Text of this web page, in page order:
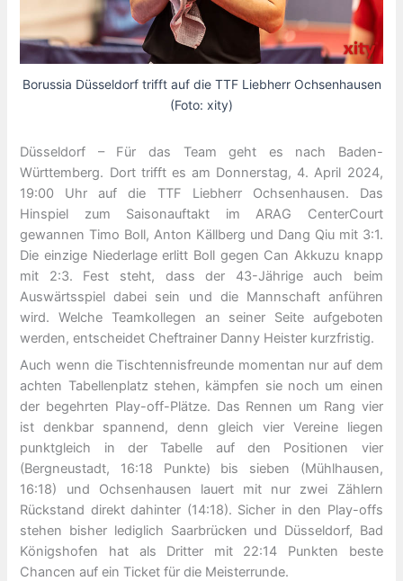
Borussia Düsseldorf trifft auf die TTF Liebherr Ochsenhausen
(Foto: xity)
Düsseldorf – Für das Team geht es nach Baden-
Württemberg. Dort trifft es am Donnerstag, 4. April 2024,
19:00 Uhr auf die TTF Liebherr Ochsenhausen. Das
Hinspiel zum Saisonauftakt im ARAG CenterCourt
gewannen Timo Boll, Anton Källberg und Dang Qiu mit 3:1.
Die einzige Niederlage erlitt Boll gegen Can Akkuzu knapp
mit 2:3. Fest steht, dass der 43-Jährige auch beim
Auswärtsspiel dabei sein und die Mannschaft anführen
wird. Welche Teamkollegen an seiner Seite aufgeboten
werden, entscheidet Cheftrainer Danny Heister kurzfristig.
Auch wenn die Tischtennisfreunde momentan nur auf dem
achten Tabellenplatz stehen, kämpfen sie noch um einen
der begehrten Play-off-Plätze. Das Rennen um Rang vier
ist denkbar spannend, denn gleich vier Vereine liegen
punktgleich in der Tabelle auf den Positionen vier
(Bergneustadt, 16:18 Punkte) bis sieben (Mühlhausen,
16:18) und Ochsenhausen lauert mit nur zwei Zählern
Rückstand direkt dahinter (14:18). Sicher in den Play-offs
stehen bisher lediglich Saarbrücken und Düsseldorf, Bad
Königshofen hat als Dritter mit 22:14 Punkten beste
Chancen auf ein Ticket für die Meisterrunde.